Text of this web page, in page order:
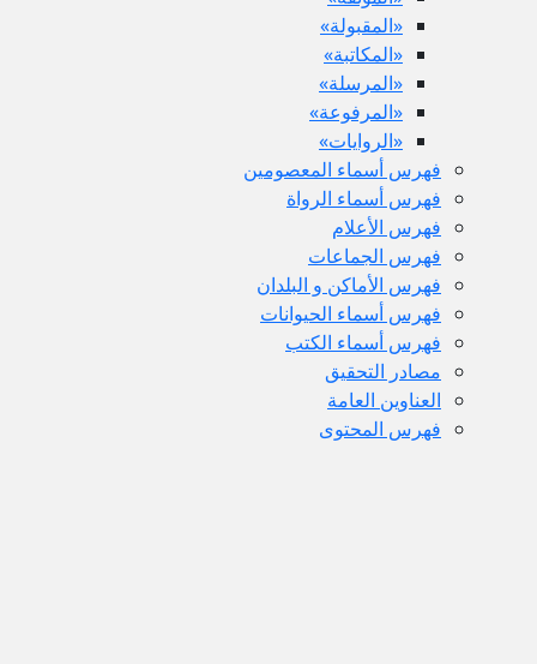
«المقبولة»
«المكاتبة»
«المرسلة»
«المرفوعة»
«الروايات»
فهرس أسماء المعصومين
فهرس أسماء الرواة
فهرس الأعلام
فهرس الجماعات
فهرس الأماكن و البلدان
فهرس أسماء الحيوانات
فهرس أسماء الكتب
مصادر التحقيق
العناوين العامة
فهرس المحتوى